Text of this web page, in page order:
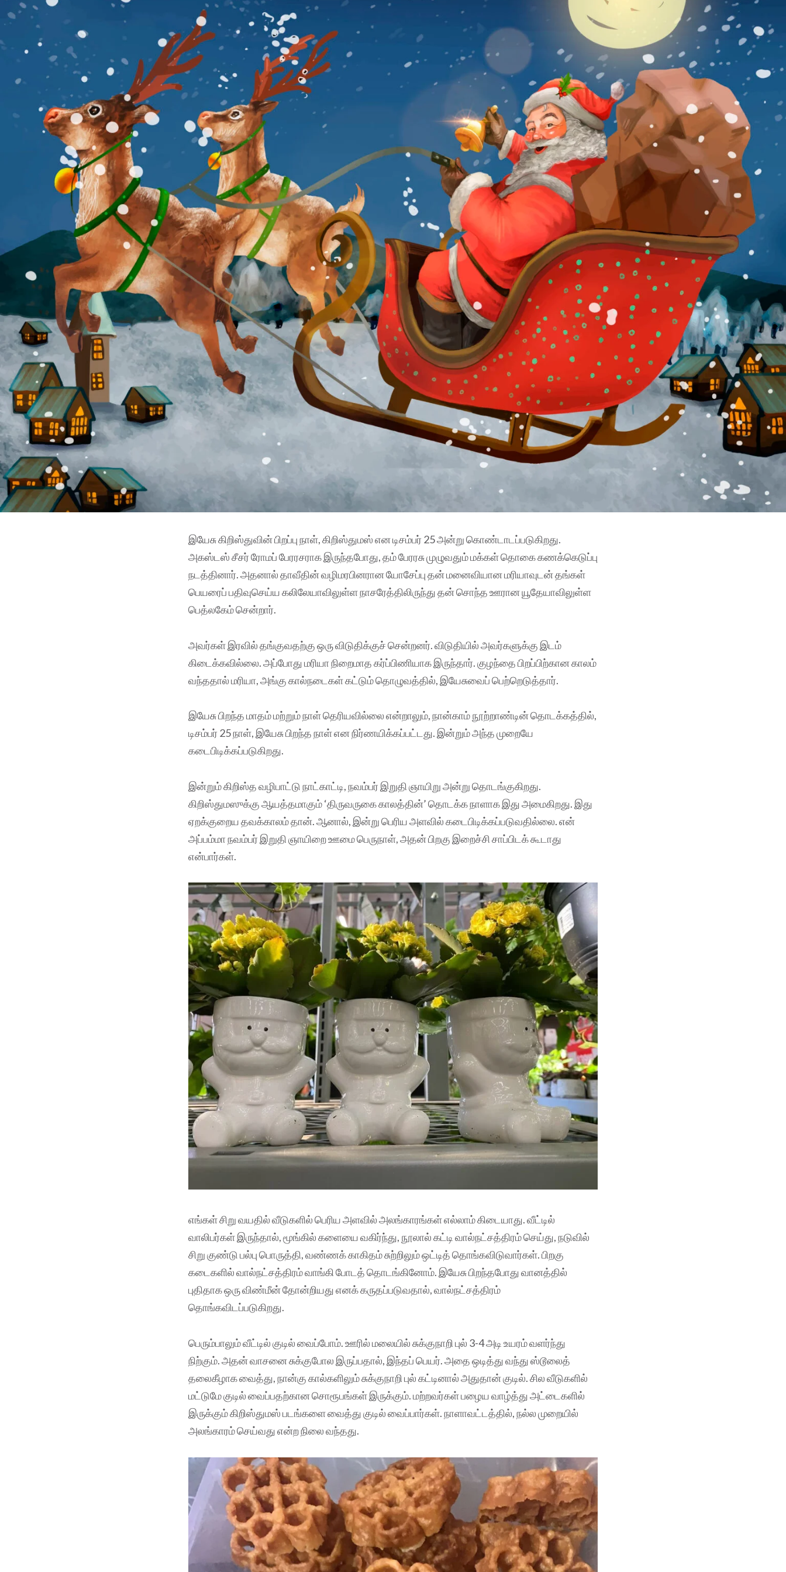
இயேசு கிறிஸ்துவின் பிறப்பு நாள், கிறிஸ்துமஸ் என டிசம்பர் 25 அன்று கொண்டாடப்படுகிறது.
அகஸ்டஸ் சீசர் ரோமப் பேரரசராக இருந்தபோது, தம் பேரரசு முழுவதும் மக்கள் தொகை கணக்கெடுப்பு
நடத்தினார். அதனால் தாவீதின் வழிமரபினரான யோசேப்பு தன் மனைவியான மரியாவுடன் தங்கள்
பெயரைப் பதிவுசெய்ய கலிலேயாவிலுள்ள நாசரேத்திலிருந்து தன் சொந்த ஊரான யூதேயாவிலுள்ள
பெத்லகேம் சென்றார்.
அவர்கள் இரவில் தங்குவதற்கு ஒரு விடுதிக்குச் சென்றனர். விடுதியில் அவர்களுக்கு இடம்
கிடைக்கவில்லை. அப்போது மரியா நிறைமாத கர்ப்பிணியாக இருந்தார். குழந்தை பிறப்பிற்கான காலம்
வந்ததால் மரியா, அங்கு கால்நடைகள் கட்டும் தொழுவத்தில், இயேசுவைப் பெற்றெடுத்தார்.
இயேசு பிறந்த மாதம் மற்றும் நாள் தெரியவில்லை என்றாலும், நான்காம் நூற்றாண்டின் தொடக்கத்தில்,
டிசம்பர் 25 நாள், இயேசு பிறந்த நாள் என நிர்ணயிக்கப்பட்டது. இன்றும் அந்த முறையே
கடைபிடிக்கப்படுகிறது.
இன்றும் கிறிஸ்த வழிபாட்டு நாட்காட்டி, நவம்பர் இறுதி ஞாயிறு அன்று தொடங்குகிறது.
கிறிஸ்துமஸுக்கு ஆயத்தமாகும் ‘திருவருகை காலத்தின்’ தொடக்க நாளாக இது அமைகிறது. இது
ஏறக்குறைய தவக்காலம் தான். ஆனால், இன்று பெரிய அளவில் கடைபிடிக்கப்படுவதில்லை. என்
அப்பம்மா நவம்பர் இறுதி ஞாயிறை ஊமை பெருநாள், அதன் பிறகு இறைச்சி சாப்பிடக் கூடாது
என்பார்கள்.
எங்கள் சிறு வயதில் வீடுகளில் பெரிய அளவில் அலங்காரங்கள் எல்லாம் கிடையாது. வீட்டில்
வாலிபர்கள் இருந்தால், மூங்கில் களையை வகிர்ந்து, நூலால் கட்டி வால்நட்சத்திரம் செய்து, நடுவில்
சிறு குண்டு பல்பு பொருத்தி, வண்ணக் காகிதம் சுற்றிலும் ஒட்டித் தொங்கவிடுவார்கள். பிறகு
கடைகளில் வால்நட்சத்திரம் வாங்கி போடத் தொடங்கினோம். இயேசு பிறந்தபோது வானத்தில்
புதிதாக ஒரு விண்மீன் தோன்றியது எனக் கருதப்படுவதால், வால்நட்சத்திரம்
தொங்கவிடப்படுகிறது.
பெரும்பாலும் வீட்டில் குடில் வைப்போம். ஊரில் மலையில் சுக்குநாறி புல் 3-4 அடி உயரம் வளர்ந்து
நிற்கும். அதன் வாசனை சுக்குபோல இருப்பதால், இந்தப் பெயர். அதை ஒடித்து வந்து ஸ்டூலைத்
தலைகீழாக வைத்து, நான்கு கால்களிலும் சுக்குநாறி புல் கட்டினால் அதுதான் குடில். சில வீடுகளில்
மட்டுமே குடில் வைப்பதற்கான சொரூபங்கள் இருக்கும். மற்றவர்கள் பழைய வாழ்த்து அட்டைகளில்
இருக்கும் கிறிஸ்துமஸ் படங்களை வைத்து குடில் வைப்பார்கள். நாளாவட்டத்தில், நல்ல முறையில்
அலங்காரம் செய்வது என்ற நிலை வந்தது.